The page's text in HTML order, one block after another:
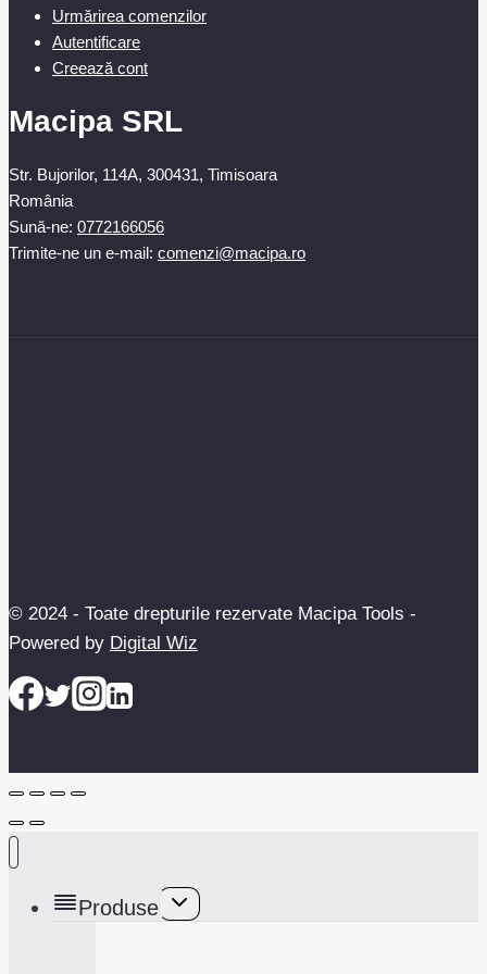
Urmărirea comenzilor
Autentificare
Creează cont
Macipa SRL
Str. Bujorilor, 114A, 300431, Timisoara
România
Sună-ne: 0772166056
Trimite-ne un e-mail: comenzi@macipa.ro
© 2024 - Toate drepturile rezervate Macipa Tools -
Powered by Digital Wiz
Produse
Toggle